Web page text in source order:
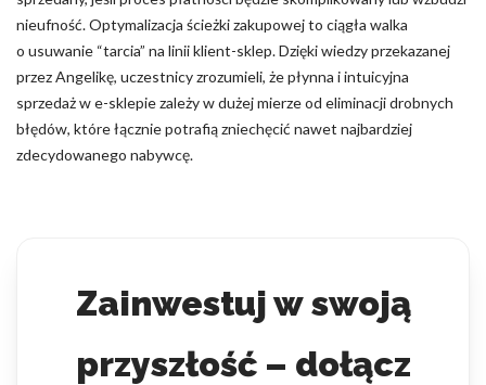
nieufność. Optymalizacja ścieżki zakupowej to ciągła walka
o usuwanie “tarcia” na linii klient-sklep. Dzięki wiedzy przekazanej
przez Angelikę, uczestnicy zrozumieli, że płynna i intuicyjna
sprzedaż w e-sklepie zależy w dużej mierze od eliminacji drobnych
błędów, które łącznie potrafią zniechęcić nawet najbardziej
zdecydowanego nabywcę.
Zainwestuj w swoją
przyszłość – dołącz